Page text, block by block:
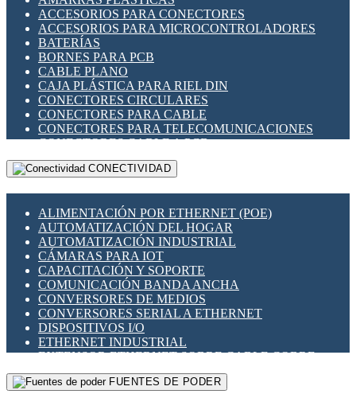
INDICADORES PARA PANEL
INTERFACES DE RELÉ
INTERRUPTORES FIN DE CARRERA
LLAVES CONMUTADORAS
MEDIDORES DE ENERGÍA Y TC'S DE CORRIENTE
MOTORES PASO A PASO
PANTALLAS HMI
PLC -CONTROLADORES LÓGICO PROGRAMABLES
PROGRAMADORES DE HORARIO
RELÉS DE PROTECCIÓN
SENSORES CAPACITIVOS
SENSORES INDUCTIVOS
TEMPORIZADORES
VARIACS
VARIADORES DE FRECUENCIA [VDF]
SECCIONADORES - INTERRUPTORES
MAQUINARIA
ACCESORIOS PARA CONECTORES
ACCESORIOS PARA MICROCONTROLADORES
BATERÍAS
BORNES PARA PCB
CABLE PLANO
CAJA PLÁSTICA PARA RIEL DIN
CONECTORES CIRCULARES
CONECTORES PARA CABLE
CONECTORES PARA TELECOMUNICACIONES
CONECTORES CABLE A PCB
CONECTORES PCB A CABLE
DIP SWITCHES
HERRAMIENTAS VARIAS
ILUMINACIÓN LED
INTERRUPTORES REED
INTERFACES DE RELÉ
OTROS RELÉS
PROTECCIÓN TÉRMICA
RELÉS AUTOMOTRICES
RELÉS DE SEÑAL
RELÉS DE ESTADO SÓLIDO SSR
RELÉS INDUSTRIALES
RELÉS MINIATURA DE POTENCIA
SENSORES MAGNÉTICOS
CONECTIVIDAD
ALIMENTACIÓN POR ETHERNET (POE)
AUTOMATIZACIÓN DEL HOGAR
AUTOMATIZACIÓN INDUSTRIAL
CÁMARAS PARA IOT
CAPACITACIÓN Y SOPORTE
COMUNICACIÓN BANDA ANCHA
CONVERSORES DE MEDIOS
CONVERSORES SERIAL A ETHERNET
DISPOSITIVOS I/O
ETHERNET INDUSTRIAL
EXTENSOR ETHERNET SOBRE CABLE COBRE
GATEWAY LORAWAN
GESTIÓN DE REDESFUENTES DE PODER